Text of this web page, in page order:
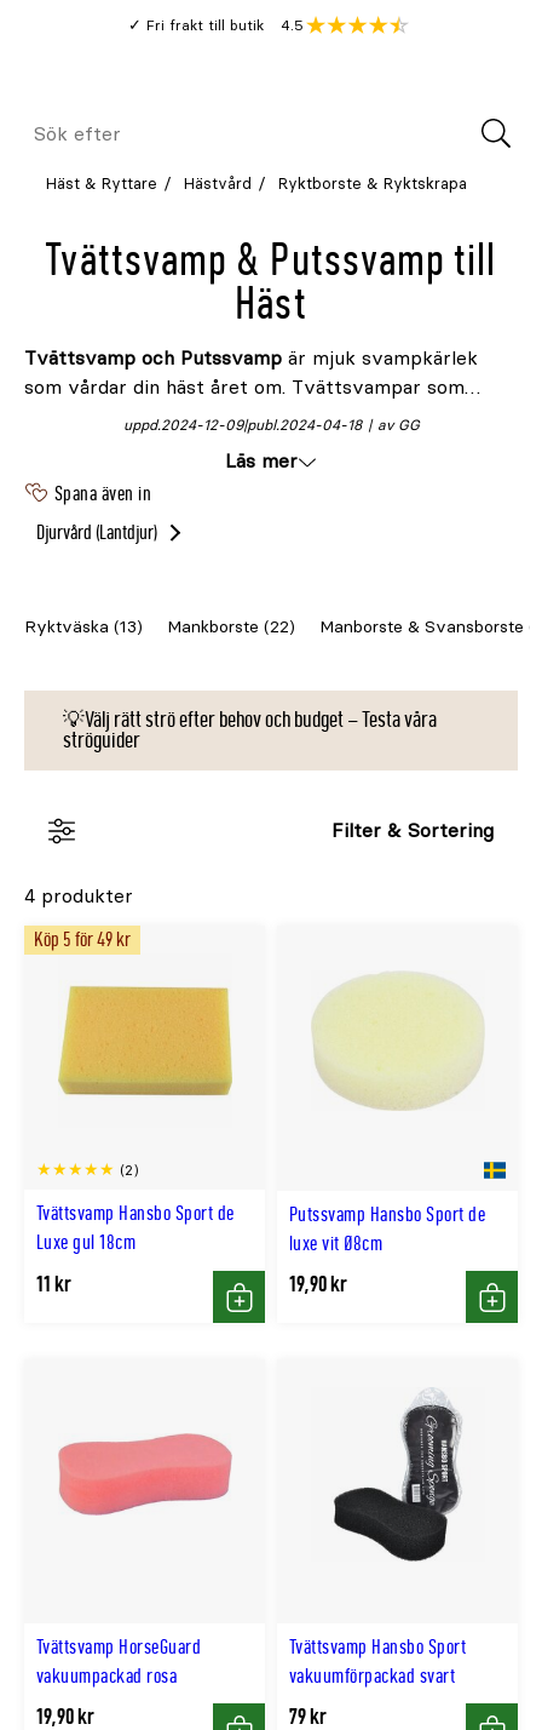
Fri frakt till butik
Genomsnitt
4.5
Meny
Sök
Häst & Ryttare Hästvård Ryktborste & Ryktskrapa
Tvättsvamp & Putssvamp till
Häst
Tvättsvamp och Putssvamp är mjuk svampkärlek
som vårdar din häst året om. Tvättsvampar som
effektivt och smidigt används för hela kroppen samt
publ.2024-04-18
uppd.2024-12-09 av GG
Läs mer
Spana även in
Djurvård (lantdjur)
Ryktväska (13) Mankborste (22) Manborste & Svansborste
💡Välj rätt strö efter behov och budget – Testa våra
ströguider
Filter & Sortering
4 produkter
Tvättsvamp Hansbo Sport de
Luxe gul 18cm
(2)
Köp 5 för 49 kr
11 kr
Köp
Putssvamp Hansbo Sport de
luxe vit Ø8cm
19,90 kr
Köp
Tvättsvamp HorseGuard
vakuumpackad rosa
19,90 kr
Tvättsvamp Hansbo Sport
vakuumförpackad svart
79 kr